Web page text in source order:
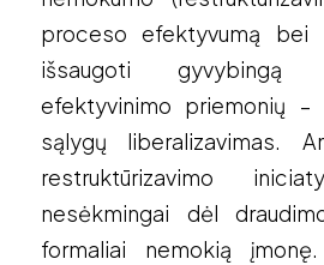
proceso efektyvumą bei
išsaugoti gyvybingą
efektyvinimo priemonių –
sąlygų liberalizavimas.
restruktūrizavimo
nesėkmingai dėl
formaliai nemokią